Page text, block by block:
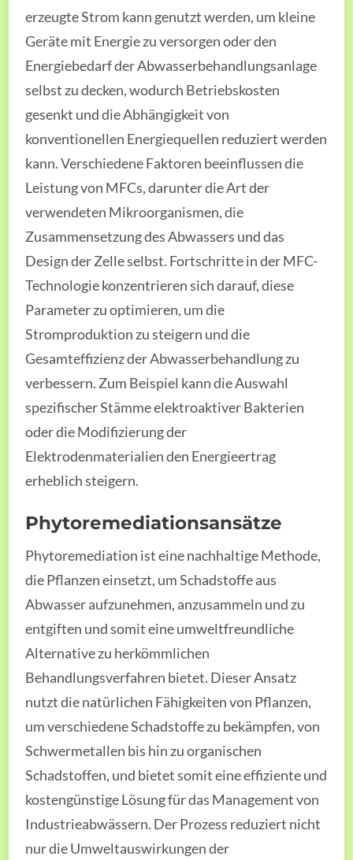
erzeugte Strom kann genutzt werden, um kleine
Geräte mit Energie zu versorgen oder den
Energiebedarf der Abwasserbehandlungsanlage
selbst zu decken, wodurch Betriebskosten
gesenkt und die Abhängigkeit von
konventionellen Energiequellen reduziert werden
kann. Verschiedene Faktoren beeinflussen die
Leistung von MFCs, darunter die Art der
verwendeten Mikroorganismen, die
Zusammensetzung des Abwassers und das
Design der Zelle selbst. Fortschritte in der MFC-
Technologie konzentrieren sich darauf, diese
Parameter zu optimieren, um die
Stromproduktion zu steigern und die
Gesamteffizienz der Abwasserbehandlung zu
verbessern. Zum Beispiel kann die Auswahl
spezifischer Stämme elektroaktiver Bakterien
oder die Modifizierung der
Elektrodenmaterialien den Energieertrag
erheblich steigern.
Phytoremediationsansätze
Phytoremediation ist eine nachhaltige Methode,
die Pflanzen einsetzt, um Schadstoffe aus
Abwasser aufzunehmen, anzusammeln und zu
entgiften und somit eine umweltfreundliche
Alternative zu herkömmlichen
Behandlungsverfahren bietet. Dieser Ansatz
nutzt die natürlichen Fähigkeiten von Pflanzen,
um verschiedene Schadstoffe zu bekämpfen, von
Schwermetallen bis hin zu organischen
Schadstoffen, und bietet somit eine effiziente und
kostengünstige Lösung für das Management von
Industrieabwässern. Der Prozess reduziert nicht
nur die Umweltauswirkungen der